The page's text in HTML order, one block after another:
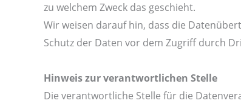
zu welchem Zweck das geschieht.
Wir weisen darauf hin, dass die
Schutz der Daten vor dem Zugriff durch
Hinweis zur verantwortlichen Stelle
Die verantwortliche Stelle für die